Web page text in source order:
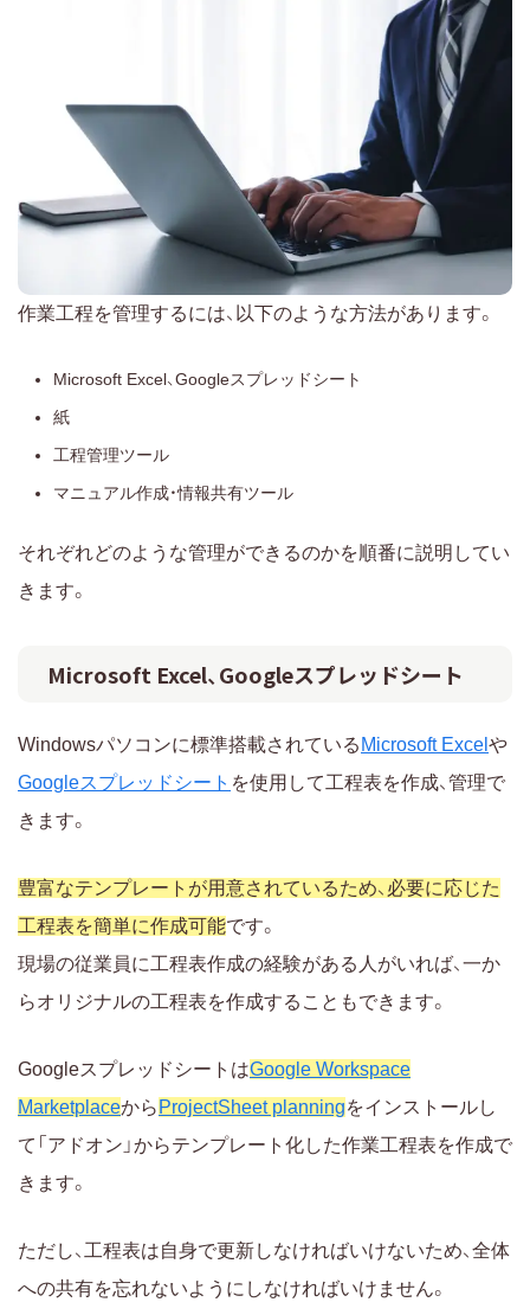
作業工程を管理するには、以下のような方法があります。
Microsoft Excel、Googleスプレッドシート
紙
工程管理ツール
マニュアル作成・情報共有ツール
それぞれどのような管理ができるのかを順番に説明してい
きます。
Microsoft Excel、Googleスプレッドシート
Windowsパソコンに標準搭載されている Microsoft Excel や
Googleスプレッドシート を使用して工程表を作成、管理で
きます。
豊富なテンプレートが用意されているため、必要に応じた
工程表を簡単に作成可能です。
現場の従業員に工程表作成の経験がある人がいれば、一か
らオリジナルの工程表を作成することもできます。
GoogleスプレッドシートはGoogle Workspace
Marketplaceから ProjectSheet planningをインストールし
て「アドオン」からテンプレート化した作業工程表を作成で
きます。
ただし、工程表は自身で更新しなければいけないため、全体
への共有を忘れないようにしなければいけません。